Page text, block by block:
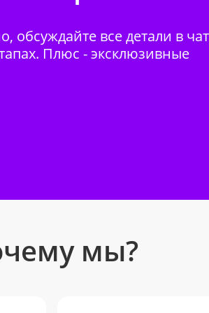
обсуждайте все детали в
Плюс - эксклюзивные
мы?